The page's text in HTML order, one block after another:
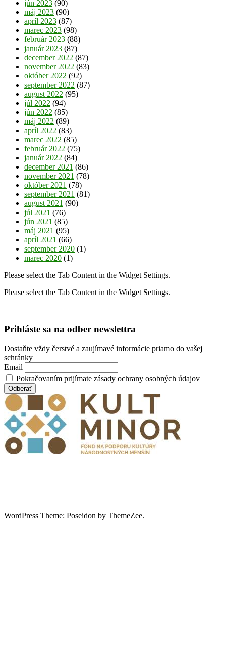
jún 2023 (90)
máj 2023 (90)
apríl 2023 (87)
marec 2023 (98)
február 2023 (88)
január 2023 (87)
december 2022 (87)
november 2022 (83)
október 2022 (92)
september 2022 (87)
august 2022 (95)
júl 2022 (94)
jún 2022 (85)
máj 2022 (89)
apríl 2022 (83)
marec 2022 (85)
február 2022 (75)
január 2022 (84)
december 2021 (86)
november 2021 (78)
október 2021 (78)
september 2021 (81)
august 2021 (90)
júl 2021 (76)
jún 2021 (85)
máj 2021 (95)
apríl 2021 (66)
september 2020 (1)
marec 2020 (1)
Please select the Tab Content in the Widget Settings.
Please select the Tab Content in the Widget Settings.
Prihláste sa na odber newslettra
Dostaňte vždy čerstvé a zaujímavé informácie priamo do vašej
schránky
Email
Pokračovaním prijímate zásady ochrany osobných údajov
WordPress Theme: Poseidon by ThemeZee.